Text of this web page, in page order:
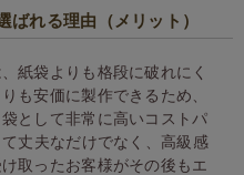
ばれる理由（メリット）
紙袋よりも格段に破れにく
も安価に製作できるため、
として非常に高いコストパ
丈夫なだけでなく、高級感
取ったお客様がその後もエ